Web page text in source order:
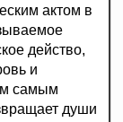
актом в
действо,
и
самым
души